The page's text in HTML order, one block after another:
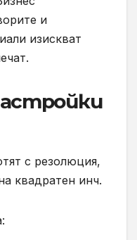
и
изискват
с резолюция,
квадратен инч.